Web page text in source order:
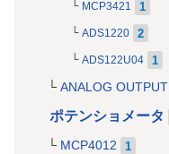
MCP3421 1
ADS1220 2
ADS122U04 1
ANALOG OUTPUT
ポテンショメータ
MCP4012 1